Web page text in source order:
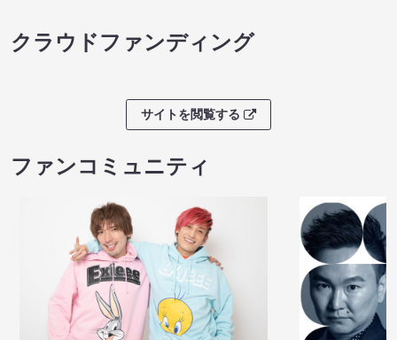
クラウドファンディング
サイトを閲覧する
ファンコミュニティ